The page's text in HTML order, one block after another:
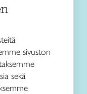
sivuston
sekä